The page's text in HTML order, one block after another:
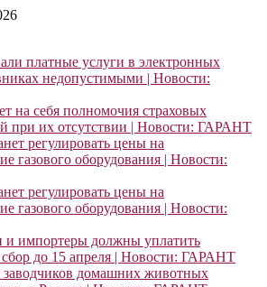
платные услуги в электронных
недопустимыми | Новости:
на себя полномочия страховых
при их отсутствии | Новости: ГАРАНТ
регулировать цены на
газового оборудования | Новости:
регулировать цены на
газового оборудования | Новости:
и импортеры должны уплатить
сбор до 15 апреля | Новости: ГАРАНТ
домашних животных